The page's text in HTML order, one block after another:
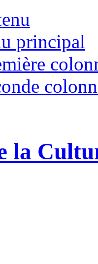
principal
la